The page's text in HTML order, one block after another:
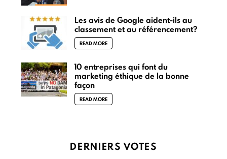
Les avis de Google aident-ils au
classement et au référencement?
READ MORE
10 entreprises qui font du
marketing éthique de la bonne
façon
READ MORE
DERNIERS VOTES